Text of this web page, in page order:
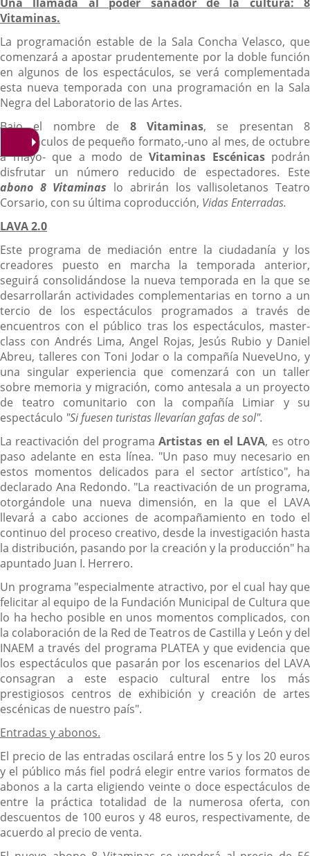
Vitaminas.
La programación estable de la Sala Concha Velasco, que
comenzará a apostar prudentemente por la doble función
en algunos de los espectáculos, se verá complementada
esta nueva temporada con una programación en la Sala
Negra del Laboratorio de las Artes.
Bajo el nombre de 8 Vitaminas, se presentan 8
espectáculos de pequeño formato,-uno al mes, de octubre
a mayo- que a modo de Vitaminas Escénicaspodrán
disfrutar un número reducido de espectadores. Este
abono 8 Vitaminas lo abrirán los vallisoletanos Teatro
Corsario, con su última coproducción, Vidas Enterradas.
LAVA 2.0
Este programa de mediación entre la ciudadanía y los
creadores puesto en marcha la temporada anterior,
seguirá consolidándose la nueva temporada en la que se
desarrollarán actividades complementarias en torno a un
tercio de los espectáculos programados a través de
encuentros con el público tras los espectáculos, master-
class con Andrés Lima, Angel Rojas, Jesús Rubio y Daniel
Abreu, talleres con Toni Jodar o la compañía NueveUno, y
una singular experiencia que comenzará con un taller
sobre memoria y migración, como antesala a un proyecto
de teatro comunitario con la compañía Limiar y su
espectáculo "Si fuesen turistas llevarían gafas de sol".
La reactivación del programaArtistas en el LAVA, es otro
paso adelante en esta línea. "Un paso muy necesario en
estos momentos delicados para el sector artístico", ha
declarado Ana Redondo. "La reactivación de un programa,
otorgándole una nueva dimensión, en la que el LAVA
llevará a cabo acciones de acompañamiento en todo el
continuo del proceso creativo, desde la investigación hasta
la distribución, pasando por la creación y la producción" ha
apuntado Juan I. Herrero.
Un programa "especialmente atractivo, por el cual hay que
felicitar al equipo de la Fundación Municipal de Cultura que
lo ha hecho posible en unos momentos complicados, con
la colaboración de la Red de Teatros de Castilla y León y del
INAEM a través del programa PLATEA y que evidencia que
los espectáculos que pasarán por los escenarios del LAVA
consagran a este espacio cultural entre los más
prestigiosos centros de exhibición y creación de artes
escénicas de nuestro país".
Entradas y abonos.
El precio de las entradas oscilará entre los 5 y los 20 euros
y el público más fiel podrá elegir entre varios formatos de
abonos a la carta eligiendo veinte o doce espectáculos de
entre la práctica totalidad de la numerosa oferta, con
descuentos de 100 euros y 48 euros, respectivamente, de
acuerdo al precio de venta.